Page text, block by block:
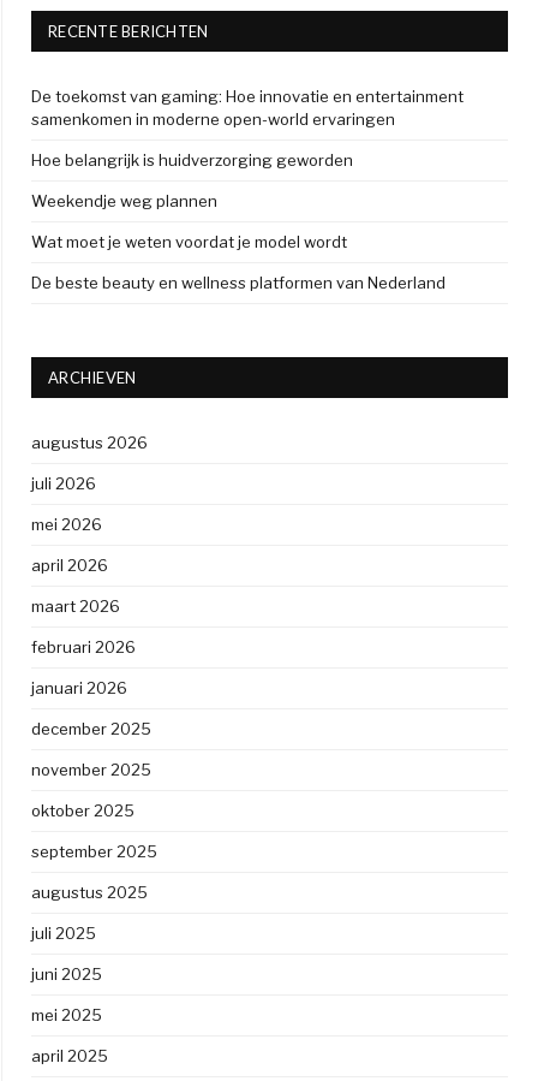
RECENTE BERICHTEN
De toekomst van gaming: Hoe innovatie en entertainment
samenkomen in moderne open-world ervaringen
Hoe belangrijk is huidverzorging geworden
Weekendje weg plannen
Wat moet je weten voordat je model wordt
De beste beauty en wellness platformen van Nederland
ARCHIEVEN
augustus 2026
juli 2026
mei 2026
april 2026
maart 2026
februari 2026
januari 2026
december 2025
november 2025
oktober 2025
september 2025
augustus 2025
juli 2025
juni 2025
mei 2025
april 2025